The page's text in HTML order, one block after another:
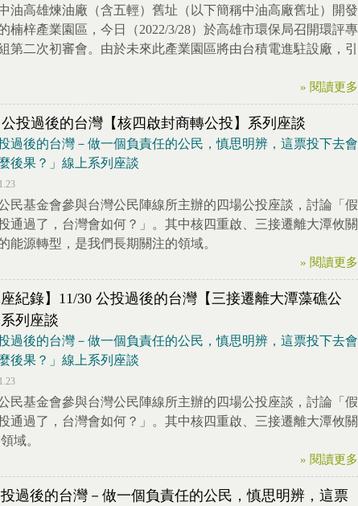
油高雄煉油廠（含五輕）舊址（以下簡稱中油高廠舊址）開發
楠梓產業園區，今日（2022/3/28）於高雄市環保局召開環評專
第二次初審會。由於未來此產業園區將由台積電進駐設廠，引
» 閱讀更多
公投過後的台灣【核四啟封商轉公投】系列座談
投過後的台灣－做一個負責任的公民，慎思明辨，這票投下去會
後果？​」線上系列座談
民基金會參與台灣公民陣線所主辦的四場公投座談，討論「假
通過了，台灣會如何？」。其中核四重啟、三接遷離大潭攸關
能源轉型，是我們長期關注的領域。
» 閱讀更多
座紀錄】11/30 公投過後的台灣【三接遷離大潭藻礁公
列座談
投過後的台灣－做一個負責任的公民，慎思明辨，這票投下去會
後果？​」線上系列座談
民基金會參與台灣公民陣線所主辦的四場公投座談，討論「假
通過了，台灣會如何？」。其中核四重啟、三接遷離大潭攸關
域。
» 閱讀更多
投過後的台灣－做一個負責任的公民，慎思明辨，這票